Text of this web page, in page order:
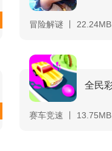
冒险解谜 丨 22.24MB
全民
赛车竞速 丨 13.75MB